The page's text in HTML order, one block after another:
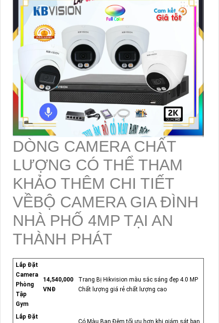
DÒNG CAMERA CHẤT
LƯỢNG CÓ THỂ THAM
KHẢO THÊM CHI TIẾT
VỀBỘ CAMERA GIA ĐÌNH
NHÀ PHỐ 4MP TẠI AN
THÀNH PHÁT
Lắp Đặt
Camera
Phòng
Tập
Gym
14,540,000
VNĐ
Trang Bị Hikvision màu sắc sáng đẹp 4.0 MP
Chất lượng giá rẻ chất lượng cao
Lắp Đặt